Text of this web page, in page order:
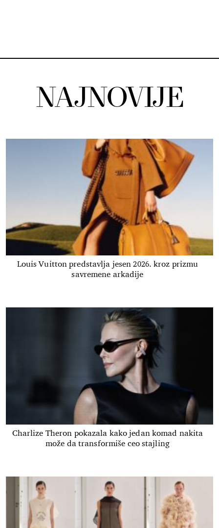
NAJNOVIJE
Louis Vuitton predstavlja jesen 2026. kroz prizmu
savremene arkadije
Charlize Theron pokazala kako jedan komad nakita
može da transformiše ceo stajling